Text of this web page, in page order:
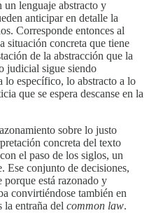
un lenguaje abstracto y
anticipar en detalle la
Corresponde entonces al
situación concreta que tiene
de la abstracción que la
judicial sigue siendo
lo específico, lo abstracto a lo
que se espera descanse en la
sobre lo justo
concreta del texto
el paso de los siglos, un
Ese conjunto de decisiones,
está razonado y
convirtiéndose también en
la entraña del common law.